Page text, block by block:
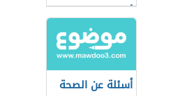
أثناء التسوق؟
أسئلة عن الصحة